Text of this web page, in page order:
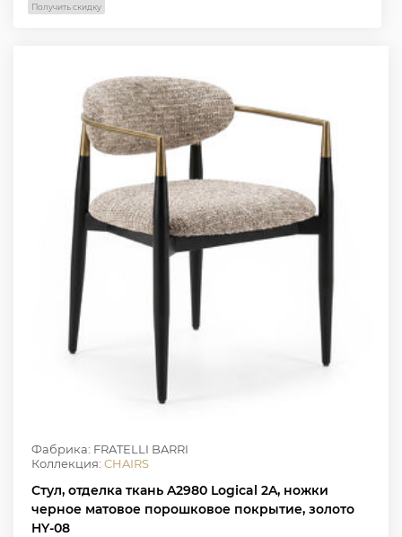
Получить скидку
Фабрика: FRATELLI BARRI
Коллекция: CHAIRS
Стул, отделка ткань A2980 Logical 2A, ножки
черное матовое порошковое покрытие, золото
HY-08